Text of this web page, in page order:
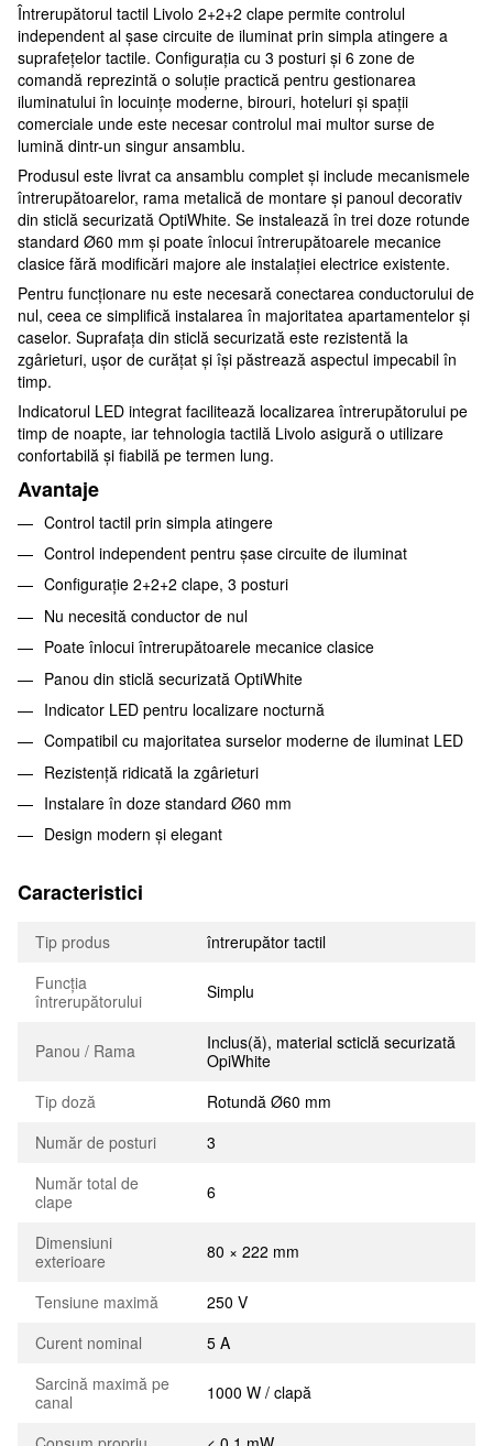
Întrerupătorul tactil Livolo 2+2+2 clape permite controlul
independent al șase circuite de iluminat prin simpla atingere a
suprafețelor tactile. Configurația cu 3 posturi și 6 zone de
comandă reprezintă o soluție practică pentru gestionarea
iluminatului în locuințe moderne, birouri, hoteluri și spații
comerciale unde este necesar controlul mai multor surse de
lumină dintr-un singur ansamblu.
Produsul este livrat ca ansamblu complet și include mecanismele
întrerupătoarelor, rama metalică de montare și panoul decorativ
din sticlă securizată OptiWhite. Se instalează în trei doze rotunde
standard Ø60 mm și poate înlocui întrerupătoarele mecanice
clasice fără modificări majore ale instalației electrice existente.
Pentru funcționare nu este necesară conectarea conductorului de
nul, ceea ce simplifică instalarea în majoritatea apartamentelor și
caselor. Suprafața din sticlă securizată este rezistentă la
zgârieturi, ușor de curățat și își păstrează aspectul impecabil în
timp.
Indicatorul LED integrat facilitează localizarea întrerupătorului pe
timp de noapte, iar tehnologia tactilă Livolo asigură o utilizare
confortabilă și fiabilă pe termen lung.
Avantaje
Control tactil prin simpla atingere
Control independent pentru șase circuite de iluminat
Configurație 2+2+2 clape, 3 posturi
Nu necesită conductor de nul
Poate înlocui întrerupătoarele mecanice clasice
Panou din sticlă securizată OptiWhite
Indicator LED pentru localizare nocturnă
Compatibil cu majoritatea surselor moderne de iluminat LED
Rezistență ridicată la zgârieturi
Instalare în doze standard Ø60 mm
Design modern și elegant
Caracteristici
Tip produs
întrerupător tactil
Funcția
întrerupătorului
Simplu
Panou / Rama
Inclus(ă), material scticlă securizată
OpiWhite
Tip doză
Rotundă Ø60 mm
Număr de posturi
3
Număr total de
clape
6
Dimensiuni
exterioare
80 × 222 mm
Tensiune maximă
250 V
Curent nominal
5 A
Sarcină maximă pe
canal
1000 W / clapă